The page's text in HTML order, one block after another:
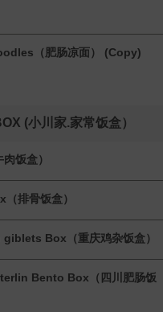
（肥肠凉面） (Copy)
(小川家.家常饭盒）
饭盒）
排骨饭盒）
Box（重庆鸡杂饭盒）
Bento Box（四川肥肠饭